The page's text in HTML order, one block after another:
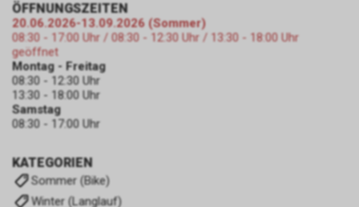
KATEGORIEN
Sommer (Bike)
Winter (Langlauf)
ÖFFNUNGSZEITEN
20.06.2026-13.09.2026 (Sommer)
08:30 - 17:00 Uhr / 08:30 - 12:30 Uhr / 13:30 - 18:00 Uhr
geöffnet
Montag - Freitag
08:30 - 12:30 Uhr
13:30 - 18:00 Uhr
Samstag
08:30 - 17:00 Uhr